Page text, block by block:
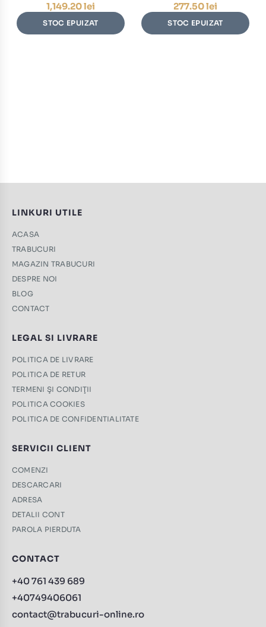
1,149.20lei
STOC EPUIZAT
277.50lei
STOC EPUIZAT
LINKURI UTILE
ACASA
TRABUCURI
MAGAZIN TRABUCURI
DESPRE NOI
BLOG
CONTACT
LEGAL SI LIVRARE
POLITICA DE LIVRARE
POLITICA DE RETUR
TERMENI ŞI CONDIŢII
POLITICA COOKIES
POLITICA DE CONFIDENTIALITATE
SERVICII CLIENT
COMENZI
DESCARCARI
ADRESA
DETALII CONT
PAROLA PIERDUTA
CONTACT
+40 761 439 689
+40749406061
contact@trabucuri-online.ro